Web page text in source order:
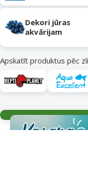
Dekori jūras
akvārijam
Apskatīt produktus pēc
Parametriskais filtrs
Atlasītie filtri
Produkti kategorijā